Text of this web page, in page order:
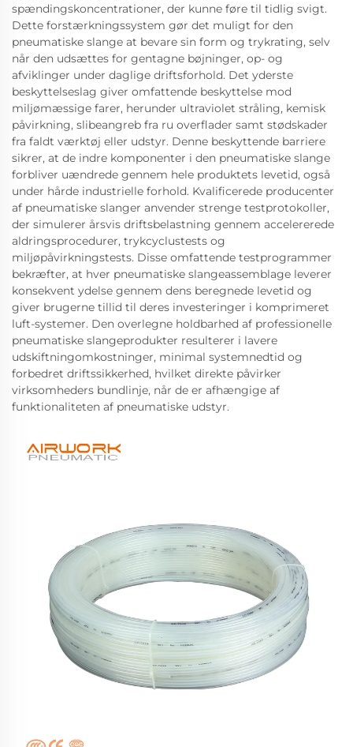
spændingskoncentrationer, der kunne føre til tidlig svigt.
Dette forstærkningssystem gør det muligt for den
pneumatiske slange at bevare sin form og trykrating, selv
når den udsættes for gentagne bøjninger, op- og
afviklinger under daglige driftsforhold. Det yderste
beskyttelseslag giver omfattende beskyttelse mod
miljømæssige farer, herunder ultraviolet stråling, kemisk
påvirkning, slibeangreb fra ru overflader samt stødskader
fra faldt værktøj eller udstyr. Denne beskyttende barriere
sikrer, at de indre komponenter i den pneumatiske slange
forbliver uændrede gennem hele produktets levetid, også
under hårde industrielle forhold. Kvalificerede producenter
af pneumatiske slanger anvender strenge testprotokoller,
der simulerer årsvis driftsbelastning gennem accelererede
aldringsprocedurer, trykcyclustests og
miljøpåvirkningstests. Disse omfattende testprogrammer
bekræfter, at hver pneumatiske slangeassemblage leverer
konsekvent ydelse gennem dens beregnede levetid og
giver brugerne tillid til deres investeringer i komprimeret
luft-systemer. Den overlegne holdbarhed af professionelle
pneumatiske slangeprodukter resulterer i lavere
udskiftningomkostninger, minimal systemnedtid og
forbedret driftssikkerhed, hvilket direkte påvirker
virksomheders bundlinje, når de er afhængige af
funktionaliteten af pneumatiske udstyr.